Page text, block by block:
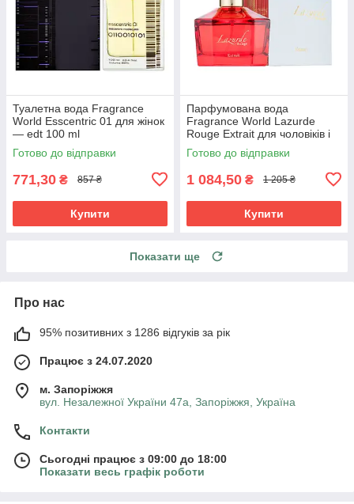
Туалетна вода Fragrance
World Esscentric 01 для жінок
— edt 100 ml
Готово до відправки
771,30 ₴ 857 ₴
Купити
Парфумована вода
Fragrance World Lazurde
Rouge Extrait для чоловіків і
жінок — edp 100 ml
Готово до відправки
1 084,50 ₴ 1 205 ₴
Купити
Показати ще
Про нас
95% позитивних з 1286 відгуків за рік
Працює з 24.07.2020
м. Запоріжжя
вул. Незалежної України 47а, Запоріжжя, Україна
Контакти
Сьогодні працює з 09:00 до 18:00
Показати весь графік роботи